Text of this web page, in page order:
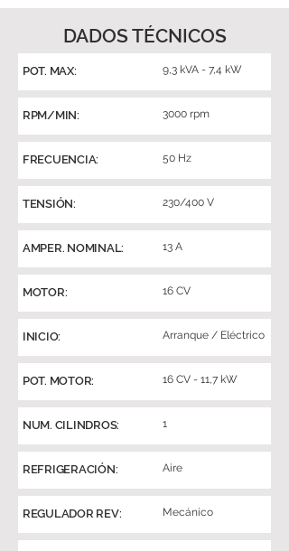
DADOS TÉCNICOS
POT. MAX: 9,3 kVA - 7,4 kW
RPM/MIN: 3000 rpm
FRECUENCIA: 50 Hz
TENSIÓN: 230/400 V
AMPER. NOMINAL: 13 A
MOTOR: 16 CV
INICIO: Arranque / Eléctrico
POT. MOTOR: 16 CV - 11,7 kW
NUM. CILINDROS: 1
REFRIGERACIÓN: Aire
REGULADOR REV: Mecánico